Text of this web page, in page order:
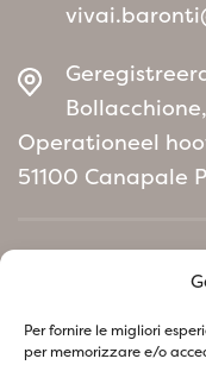
Per fornire le migliori
per memorizzare e/o
Operationeel
51100 Canapale
Home